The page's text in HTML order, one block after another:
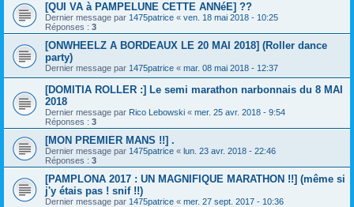
[QUI VA à PAMPELUNE CETTE ANNéE] ??
Dernier message par 1475patrice « ven. 18 mai 2018 - 10:25
Réponses : 3
[ONWHEELZ A BORDEAUX LE 20 MAI 2018] (Roller dance
party)
Dernier message par 1475patrice « mar. 08 mai 2018 - 12:37
[DOMITIA ROLLER :] Le semi marathon narbonnais du 8 MAI
2018
Dernier message par Rico Lebowski « mer. 25 avr. 2018 - 9:54
Réponses : 3
[MON PREMIER MANS !!] .
Dernier message par 1475patrice « lun. 23 avr. 2018 - 22:46
Réponses : 3
[PAMPLONA 2017 : UN MAGNIFIQUE MARATHON !!] (même si
j'y étais pas ! snif !!)
Dernier message par 1475patrice « mer. 27 sept. 2017 - 10:36